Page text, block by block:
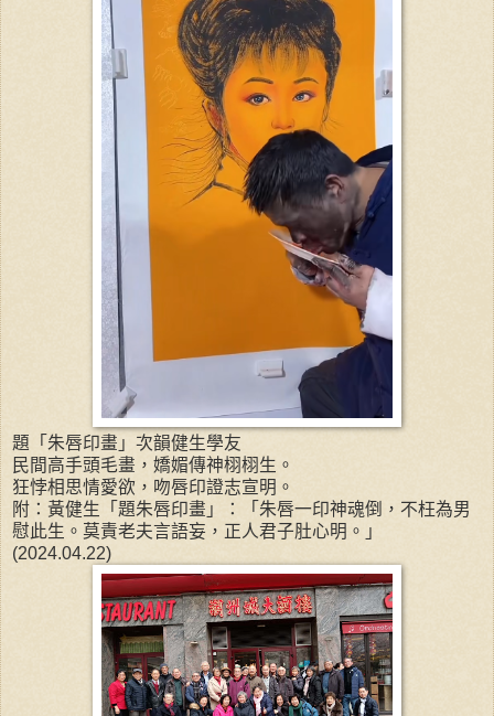
題「朱唇印畫」次韻健生學友
民間高手頭毛畫，嬌媚傳神栩栩生。
狂悖相思情愛欲，吻唇印證志宣明。
附：黃健生「題朱唇印畫」：「朱唇一印神魂倒，不枉為男
慰此生。莫責老夫言語妄，正人君子肚心明。」
(2024.04.22)